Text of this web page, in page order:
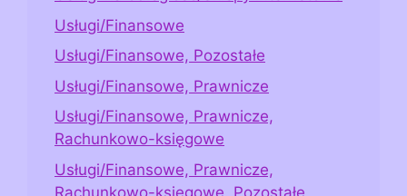
Usługi/Finansowe
Usługi/Finansowe, Pozostałe
Usługi/Finansowe, Prawnicze
Usługi/Finansowe, Prawnicze,
Rachunkowo-księgowe
Usługi/Finansowe, Prawnicze,
Rachunkowo-księgowe, Pozostałe